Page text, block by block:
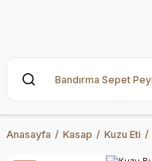
Anasayfa Kasap Kuzu Eti